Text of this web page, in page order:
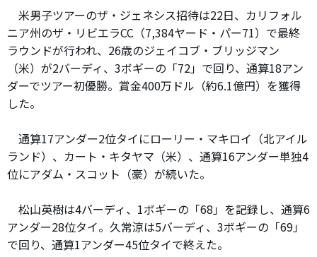
米男子ツアーのザ・ジェネシス招待は22日、カリフォル
ニア州のザ・リビエラCC（7,384ヤード・パー71）で最終
ラウンドが行われ、26歳のジェイコブ・ブリッジマン
（米）が2バーディ、3ボギーの「72」で回り、通算18アン
ダーでツアー初優勝。賞金400万ドル（約6.1億円）を獲得
した。
通算17アンダー2位タイにローリー・マキロイ（北アイル
ランド）、カート・キタヤマ（米）、通算16アンダー単独4
位にアダム・スコット（豪）が続いた。
松山英樹は4バーディ、1ボギーの「68」を記録し、通算6
アンダー28位タイ。久常涼は5バーディ、3ボギーの「69」
で回り、通算1アンダー45位タイで終えた。